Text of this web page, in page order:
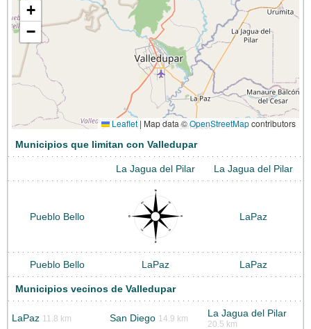
+
−
Leaflet | Map data ©OpenStreetMapcontributors
Municipios que limitan con Valledupar
La Jagua del Pilar La Jagua del Pilar
Pueblo Bello LaPaz
Pueblo Bello LaPaz LaPaz
Municipios vecinos de Valledupar
LaPaz 11.8 km San Diego 14.9 km La Jagua del Pilar
20.5 km